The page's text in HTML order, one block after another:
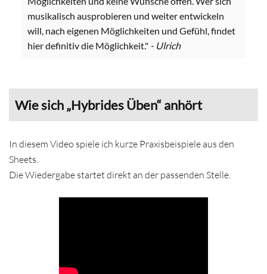
musikalisch ausprobieren und weiter entwickeln
will, nach eigenen Möglichkeiten und Gefühl, findet
hier definitiv die Möglichkeit." - Ulrich
Wie sich „Hybrides Üben“ anhört
In diesem Video spiele ich kurze Praxisbeispiele aus den
Sheets.
Die Wiedergabe startet direkt an der passenden Stelle.